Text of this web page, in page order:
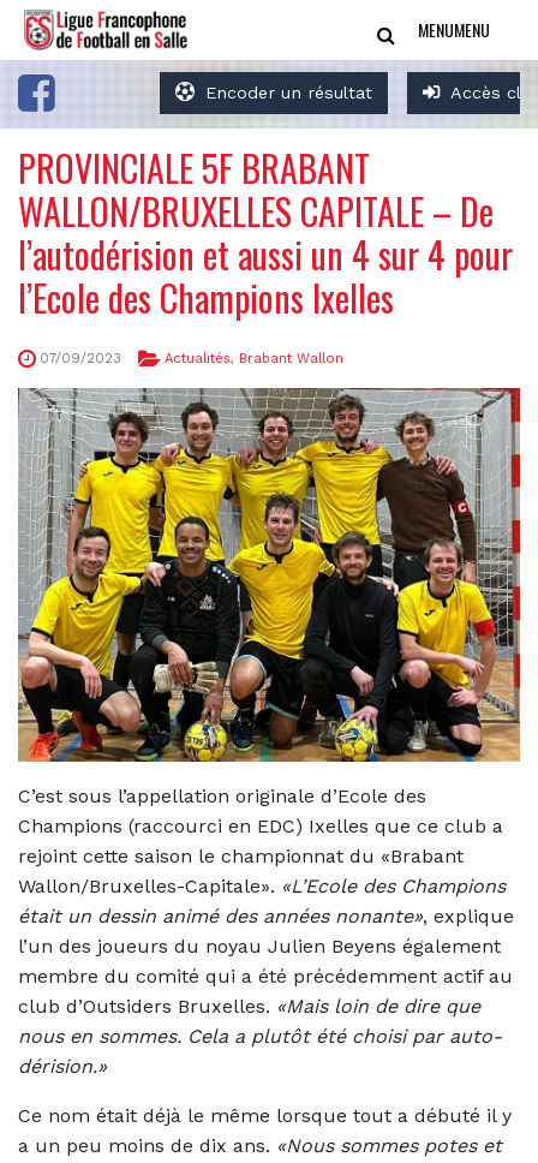
Encoder un résultat Accès
MENUMENU
PROVINCIALE 5F BRABANT
WALLON/BRUXELLES CAPITALE – De
l’autodérision et aussi un 4 sur 4 pour
l’Ecole des Champions Ixelles
07/09/2023 Actualités, Brabant Wallon
C’est sous l’appellation originale d’Ecole des
Champions (raccourci en EDC) Ixelles que ce club a
rejoint cette saison le championnat du «Brabant
Wallon/Bruxelles-Capitale». «L’Ecole des Champions
était un dessin animé des années nonante», explique
l’un des joueurs du noyau Julien Beyens également
membre du comité qui a été précédemment actif au
club d’Outsiders Bruxelles. «Mais loin de dire que
nous en sommes. Cela a plutôt été choisi par auto-
dérision.»
Ce nom était déjà le même lorsque tout a débuté il y
a un peu moins de dix ans. «Nous sommes potes et